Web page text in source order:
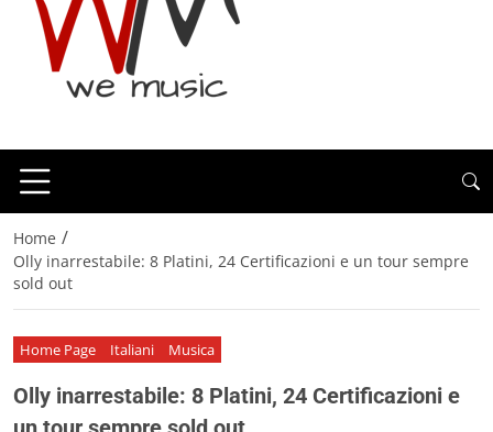
Home /
Olly inarrestabile: 8 Platini, 24 Certificazioni e un tour sempre
sold out
Home Page Italiani Musica
Olly inarrestabile: 8 Platini, 24 Certificazioni e